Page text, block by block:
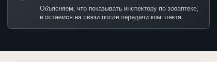
Объясняем, что показывать инспектору по зооаптеке,
и остаемся на связи после передачи комплекта.